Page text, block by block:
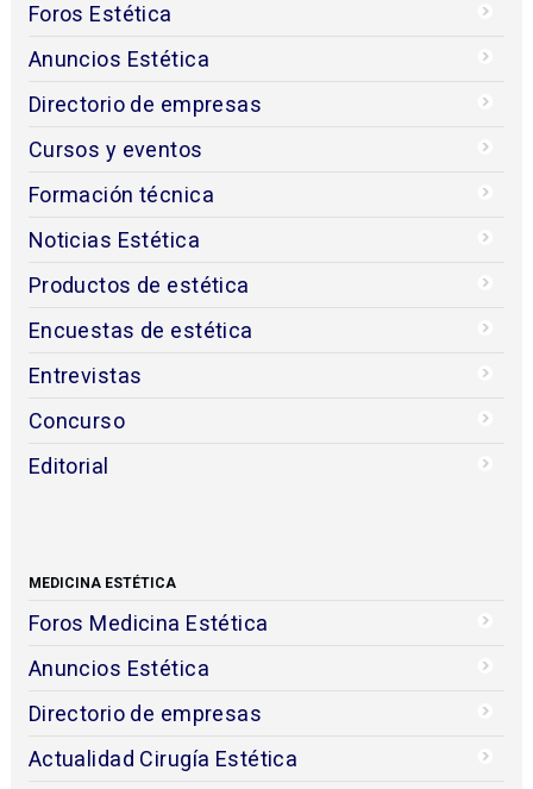
Foros Estética
Anuncios Estética
Directorio de empresas
Cursos y eventos
Formación técnica
Noticias Estética
Productos de estética
Encuestas de estética
Entrevistas
Concurso
Editorial
MEDICINA ESTÉTICA
Foros Medicina Estética
Anuncios Estética
Directorio de empresas
Actualidad Cirugía Estética